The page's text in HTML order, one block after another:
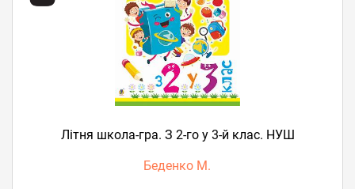
Літня школа-гра. З 2-го у 3-й клас. НУШ
Беденко М.